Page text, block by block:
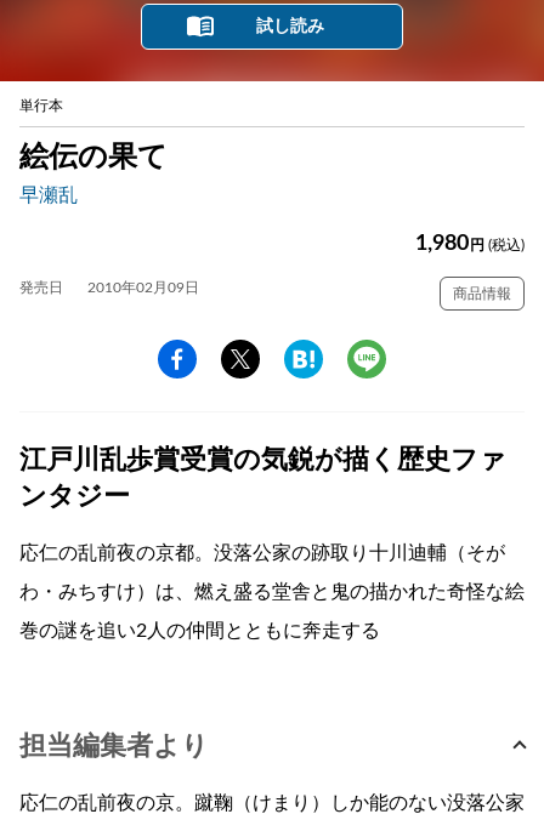
試し読み
単行本
絵伝の果て
早瀬乱
1,980 円 (税込)
発売日 2010年02月09日 商品情報
江戸川乱歩賞受賞の気鋭が描く歴史ファ
ンタジー
応仁の乱前夜の京都。没落公家の跡取り十川迪輔（そが
わ・みちすけ）は、燃え盛る堂舎と鬼の描かれた奇怪な絵
巻の謎を追い2人の仲間とともに奔走する
担当編集者より
応仁の乱前夜の京。蹴鞠（けまり）しか能のない没落公家